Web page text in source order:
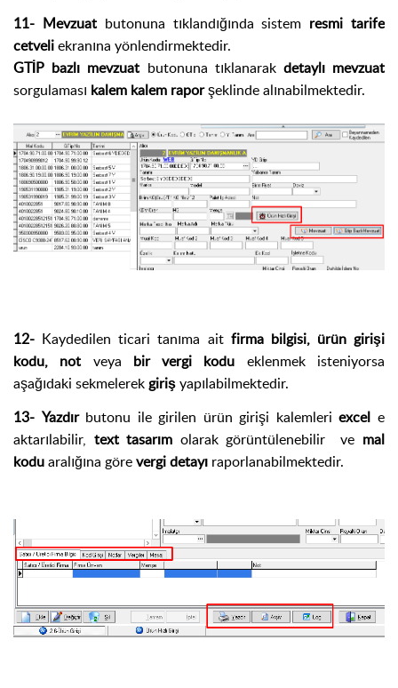
11- Mevzuat butonuna tıklandığında sistem resmi tarife
cetveliekranına yönlendirmektedir.
GTİP bazlı mevzuat butonuna tıklanarak detaylı mevzuat
sorgulaması kalem kalem raporşeklinde alınabilmektedir.
12- Kaydedilen ticari tanıma ait firma bilgisi, ürün girişi
kodu, not veya bir vergi kodu eklenmek isteniyorsa
aşağıdaki sekmelerekgirişyapılabilmektedir.
13- Yazdırbutonu ile girilen ürün girişi kalemleriexcele
aktarılabilir, text tasarım olarak görüntülenebilir ve mal
koduaralığına görevergi detayı raporlanabilmektedir.